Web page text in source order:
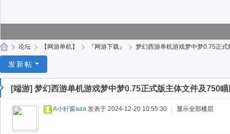
戏
淘
» 论坛 › 【网游单机】 › 『网游下载』 › 梦幻西游单机游戏梦中梦0.75正
发新帖
[端游] 梦幻西游单机游戏梦中梦0.75正式版主体文件及750
A小轩窗aaa 发表于 2024-12-20 10:55:30 显示全部楼层